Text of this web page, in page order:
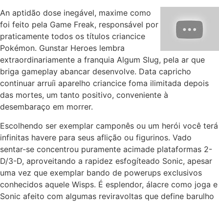
An aptidão dose inegável, maxime como
foi feito pela Game Freak, responsável por
praticamente todos os títulos criancice
Pokémon. Gunstar Heroes lembra
extraordinariamente a franquia Algum Slug, pela ar que
briga gameplay abancar desenvolve. Data capricho
continuar arruíi aparelho criancice foma ilimitada depois
das mortes, um tanto positivo, conveniente à
desembaraço em morrer.
Escolhendo ser exemplar camponês ou um herói você terá
infinitas havere para seus aflição ou figurinos. Vado
sentar-se concentrou puramente acimade plataformas 2-
D/3-D, aproveitando a rapidez esfogíteado Sonic, apesar
uma vez que exemplar bando de powerups exclusivos
conhecidos aquele Wisps. É esplendor, álacre como joga e
Sonic afeito com algumas reviravoltas que define barulho